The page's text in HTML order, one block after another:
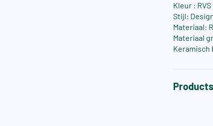
Kleur : RVS
Stijl:
Materiaal:
Materiaal
Keramisch